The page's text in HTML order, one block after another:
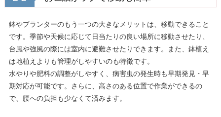
鉢やプランターのもう一つの大きなメリットは、移動できること
です。季節や天候に応じて日当たりの良い場所に移動させたり、
台風や強風の際には室内に避難させたりできます。また、鉢植え
は地植えよりも管理がしやすいのも特徴です。
水やりや肥料の調整がしやすく、病害虫の発生時も早期発見・早
期対応が可能です。さらに、高さのある位置で作業ができるの
で、腰への負担も少なくて済みます。